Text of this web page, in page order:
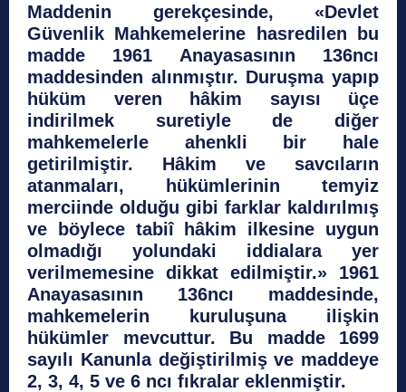
Maddenin gerekçesinde, «Devlet
Güvenlik Mahkemelerine hasredilen bu
madde 1961 Anayasasının 136ncı
maddesinden alınmıştır. Duruşma yapıp
hüküm veren hâkim sayısı üçe
indirilmek suretiyle de diğer
mahkemelerle ahenkli bir hale
getirilmiştir. Hâkim ve savcıların
atanmaları, hükümlerinin temyiz
merciinde olduğu gibi farklar kaldırılmış
ve böylece tabiî hâkim ilkesine uygun
olmadığı yolundaki iddialara yer
verilmemesine dikkat edilmiştir.» 1961
Anayasasının 136ncı maddesinde,
mahkemelerin kuruluşuna ilişkin
hükümler mevcuttur. Bu madde 1699
sayılı Kanunla değiştirilmiş ve maddeye
2, 3, 4, 5 ve 6 ncı fıkralar eklenmiştir.